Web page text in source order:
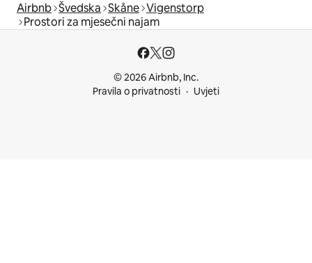
Airbnb Švedska Skåne Vigenstorp
Prostori za mjesečni najam
© 2026 Airbnb, Inc.
Pravila o privatnosti
Uvjeti